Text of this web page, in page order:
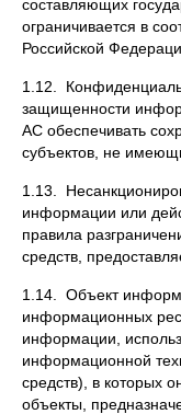
составляющих
ограничивается в
Российской
1.12.
защищенности
АС обеспечивать
субъектов, не
1.13.
информации или
правила
средств,
1.14. Объект
информационных
информации,
информационной
средств), в которых
объекты,